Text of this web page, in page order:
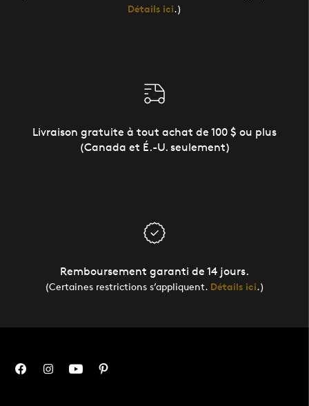
Détails ici.)
Livraison gratuite à tout achat de 100 $ ou plus
(Canada et É.-U. seulement)
Remboursement garanti de 14 jours.
(Certaines restrictions s’appliquent. Détails ici.)